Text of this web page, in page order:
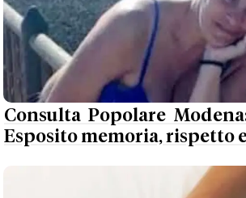
Consulta Popolare
Esposito memoria, rispetto